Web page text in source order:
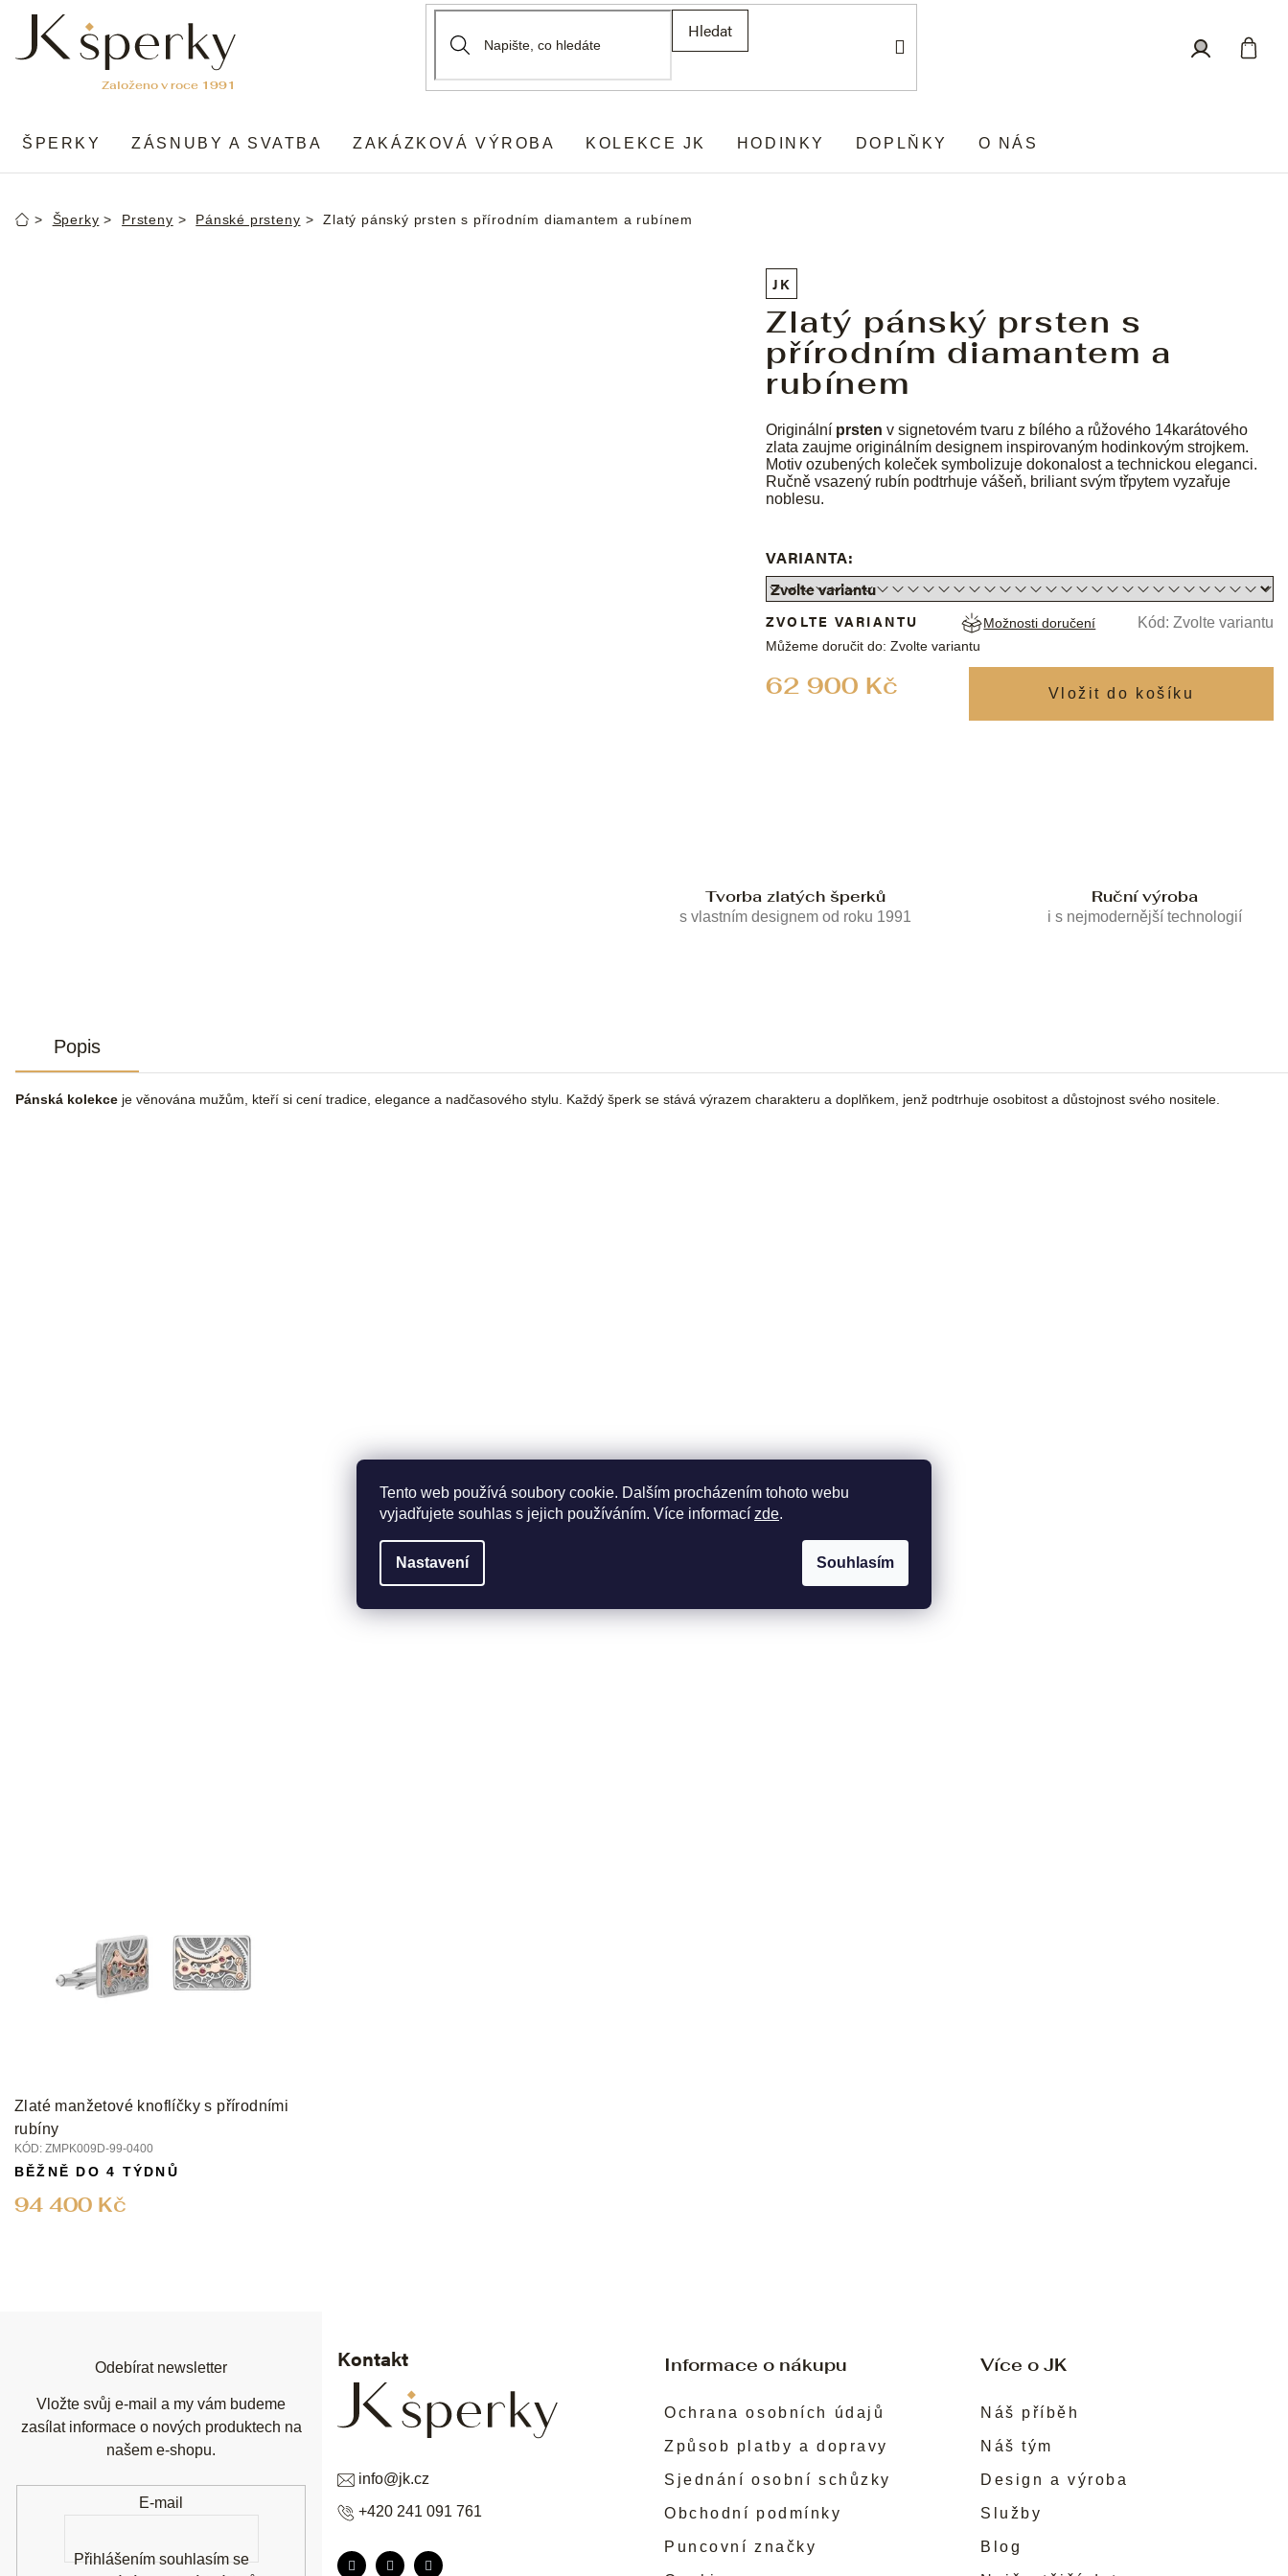
Tento web používá soubory cookie. Dalším procházením tohoto webu
vyjadřujete souhlas s jejich používáním. Více informací zde.
Nastavení Souhlasím
obsah
Hledat
ŠPERKY ZÁSNUBY A SVATBA ZAKÁZKOVÁ VÝROBA KOLEKCE JK HODINKY DOPLŇKY O NÁS
DomůŠperky Prsteny Pánské prsteny Zlatý pánský prsten s přírodním diamantem a rubínem
JK
Zlatý pánský prsten s
přírodním diamantem a
rubínem
Originální prsten v signetovém tvaru z bílého a růžového 14karátového
zlata zaujme originálním designem inspirovaným hodinkovým strojkem.
Motiv ozubených koleček symbolizuje dokonalost a technickou eleganci.
Ručně vsazený rubín podtrhuje vášeň, briliant svým třpytem vyzařuje
noblesu.
VARIANTA:
62 900 Kč
ZVOLTE VARIANTU
Můžeme doručit do: Zvolte variantu
Možnosti doručení Kód: Zvolte variantu
Tvorba zlatých šperků
s vlastním designem od roku 1991
Ruční výroba
i s nejmodernější technologií
Popis
Pánská kolekce je věnována mužům, kteří si cení tradice, elegance a nadčasového stylu. Každý šperk se stává výrazem charakteru a doplňkem, jenž podtrhuje osobitost a důstojnost svého nositele.
Zlaté manžetové knoflíčky s přírodními
rubíny
KÓD: ZMPK009D-99-0400
94 400 Kč
BĚŽNĚ DO 4 TÝDNŮ
Informace o nákupu
Ochrana osobních údajů
Způsob platby a dopravy
Sjednání osobní schůzky
Obchodní podmínky
Puncovní značky
Více o JK
Náš příběh
Náš tým
Design a výroba
Služby
Blog
Kontakt
info@jk.cz
+420 241 091 761
Odebírat newsletter
Vložte svůj e-mail a my vám budeme
zasílat informace o nových produktech na
našem e-shopu.
E-mail
Přihlášením souhlasím se